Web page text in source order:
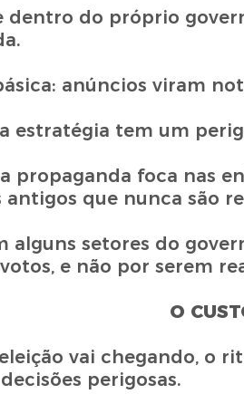
dentro do próprio
anúncios viram
estratégia tem um
propaganda foca nas
antigos que nunca são
alguns setores do
e não por serem
O
vai chegando, o
perigosas.